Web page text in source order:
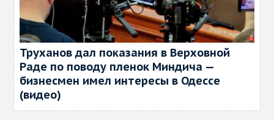
Труханов дал показания в Верховной
Раде по поводу пленок Миндича —
бизнесмен имел интересы в Одессе
(видео)